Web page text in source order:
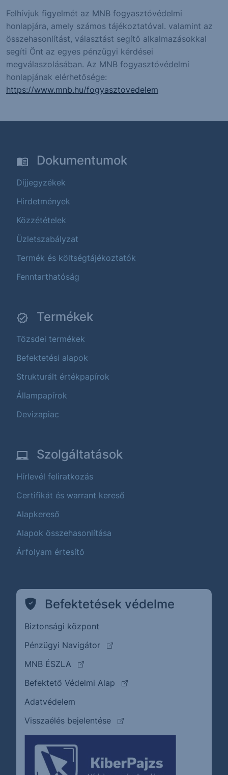
Felhívjuk figyelmét az MNB fogyasztóvédelmi
honlapjára, amely számos tájékoztatóval. valamint az
összehasonlítást, választást segítő alkalmazásokkal
segíti Önt az egyes pénzügyi kérdései
megválaszolásában. Az MNB fogyasztóvédelmi
honlapjának elérhetősége:
https://www.mnb.hu/fogyasztovedelem
Dokumentumok
Díjjegyzékek
Hirdetmények
Közzétételek
Üzletszabályzat
Termék és költségtájékoztatók
Fenntarthatóság
Termékek
Tőzsdei termékek
Befektetési alapok
Strukturált értékpapírok
Állampapírok
Devizapiac
Szolgáltatások
Hírlevél feliratkozás
Certifikát és warrant kereső
Alapkereső
Alapok összehasonlítása
Árfolyam értesítő
Befektetések védelme
Biztonsági központ
Pénzügyi Navigátor
(külső oldalra ugrik)
MNB ÉSZLA
(külső oldalra ugrik)
Befektető Védelmi Alap
(külső oldalra ugrik)
Adatvédelem
Visszaélés bejelentése
(külső oldalra ugrik)